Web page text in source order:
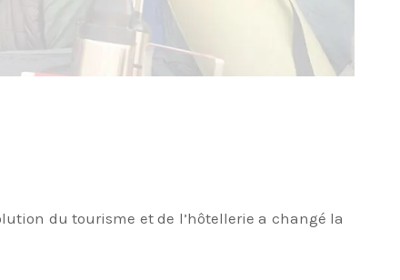
du tourisme et de l’hôtellerie a changé la